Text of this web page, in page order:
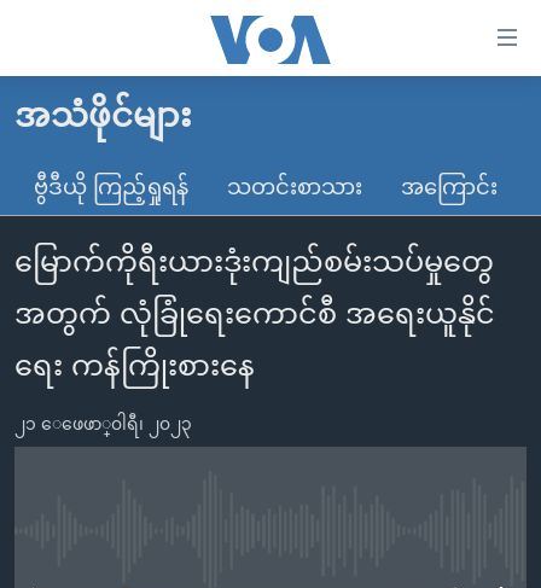
လွယ်ကူ
သည့်
Link
များ
ပင်မ
အကြောင်းအရာ
ကျော်
ကြည့်
မူလစာမျက်နှာ
မြန်မာ
ကမ္ဘာ့သတင်းများ
နိုင်ငံတကာ
အမေရိကန်
အစ္စရေး-ပါလက်စတိုင်း
ဗွီဒီယို
သတင်းလွတ်လပ်ခွင့်
ရပ်ဝန်းတခု လမ်းတခု အလွန်
အင်္ဂလိပ်စာလေ့လာမယ်
အမေရိကန်သုံးအီဒီယံ
အပတ်စဉ်ကဏ္ဍများ
အသံဖိုင်များ
ဗွီဒီယို ကြည့်ရှုရန် သတင်းစာသား အကြောင်း
မြောက်ကိုရီးယားဒုံးကျည်စမ်းသပ်မှုတွေ
အတွက် လုံခြုံရေးကောင်စီ အရေးယူနိုင်
ရေး ကန်ကြိုးစားနေ
၂၁ ေဖေဖာ္၀ါရီ၊ ၂၀၂၃